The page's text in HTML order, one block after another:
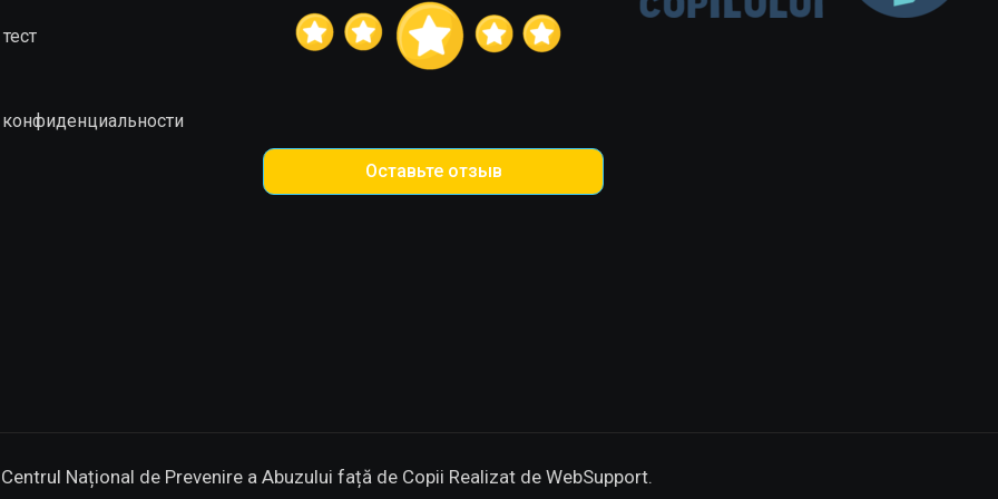
Оставьте отзыв
Național de Prevenire a Abuzului față de Copii Realizat de WebSupport.